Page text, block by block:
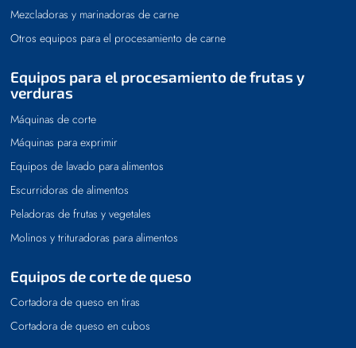
Mezcladoras y marinadoras de carne
Otros equipos para el procesamiento de carne
Equipos para el procesamiento de frutas y
verduras
Máquinas de corte
Máquinas para exprimir
Equipos de lavado para alimentos
Escurridoras de alimentos
Peladoras de frutas y vegetales
Molinos y trituradoras para alimentos
Equipos de corte de queso
Cortadora de queso en tiras
Cortadora de queso en cubos